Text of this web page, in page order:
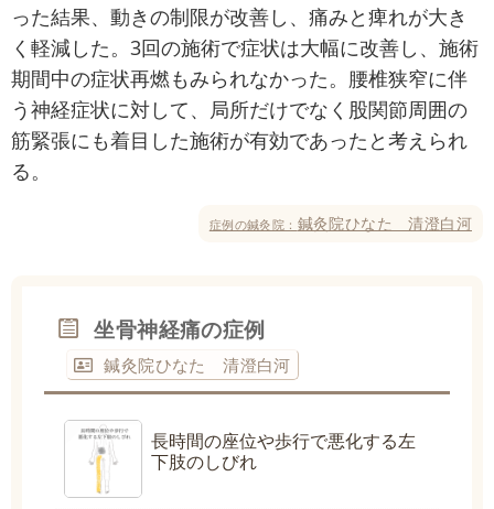
った結果、動きの制限が改善し、痛みと痺れが大き
く軽減した。3回の施術で症状は大幅に改善し、施術
期間中の症状再燃もみられなかった。腰椎狭窄に伴
う神経症状に対して、局所だけでなく股関節周囲の
筋緊張にも着目した施術が有効であったと考えられ
る。
症例の鍼灸院： 鍼灸院ひなた 清澄白河
坐骨神経痛の症例
鍼灸院ひなた 清澄白河
長時間の座位や歩行で悪化する左
下肢のしびれ